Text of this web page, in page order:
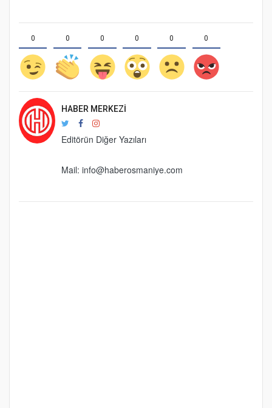
0 0 0 0 0 0
HABER MERKEZI
Editörün Diğer Yazıları
Mail: info@haberosmaniye.com